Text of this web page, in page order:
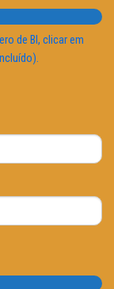
de BI, clicar em